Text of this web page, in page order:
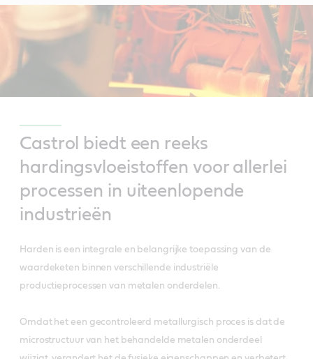
Castrol biedt een reeks
hardingsvloeistoffen voor allerlei
processen in uiteenlopende
industrieën
Harden is een integrale en belangrijke toepassing van de
waardeketen binnen verschillende industriële
productieprocessen van metalen onderdelen.
Omdat het een gecontroleerd metallurgisch proces is dat de
microstructuur van het behandelde metalen onderdeel